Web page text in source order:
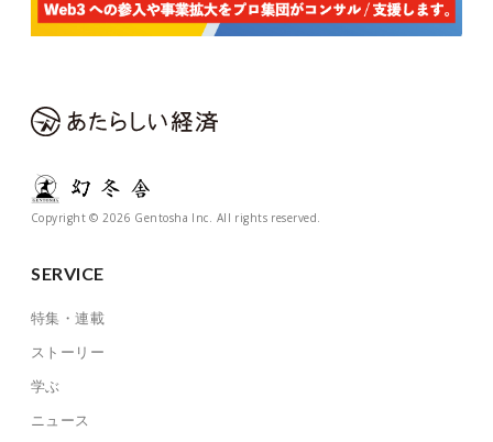
Copyright © 2026 Gentosha Inc. All rights reserved.
SERVICE
特集・連載
ストーリー
学ぶ
ニュース